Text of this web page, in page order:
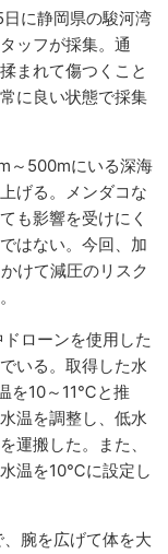
に静岡県の駿河湾
ッフが採集。通
まれて傷つくこと
に良い状態で採集
～500mにいる深海
げる。メンダコな
も影響を受けにく
はない。今回、加
けて減圧のリスク
ローンを使用した
いる。取得した水
を10～11℃と推
温を調整し、低水
運搬した。また、
温を10℃に設定し
腕を広げて体を大